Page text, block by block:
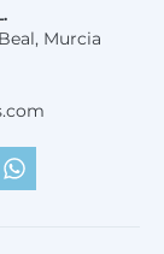
Murcia
W
h
a